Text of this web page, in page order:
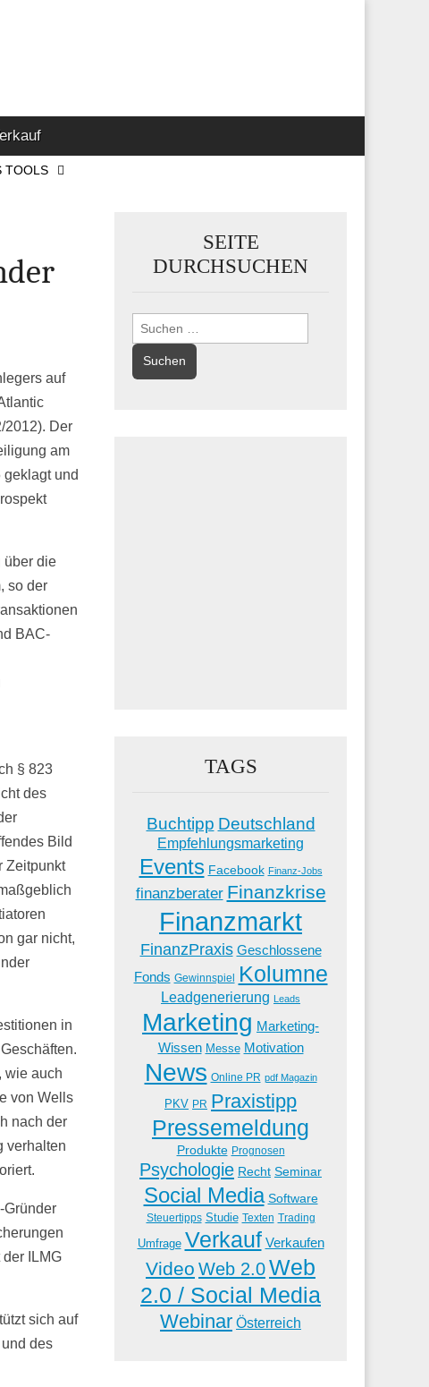
TOOLS
auf
2012). Der
am
und
über die
so der
BAC-
§ 823
des
Bild
Zeitpunkt
gar nicht,
in
wie auch
von Wells
nach der
verhalten
Gründer
ILMG
sich auf
des
SEITE
DURCHSUCHEN
Suchen
nach:
TAGS
Buchtipp Deutschland
Empfehlungsmarketing
Events Facebook Finanz-Jobs
finanzberater Finanzkrise
Finanzmarkt
FinanzPraxis Geschlossene
Fonds Gewinnspiel Kolumne
Leadgenerierung Leads
Marketing Marketing-
Wissen Messe Motivation
News Online PR pdf Magazin
PKV PR Praxistipp
Pressemeldung
Produkte Prognosen
Psychologie Recht Seminar
Social Media Software
Steuertipps Studie Texten Trading
Umfrage Verkauf Verkaufen
Video Web 2.0Web
2.0 / Social Media
Webinar Österreich